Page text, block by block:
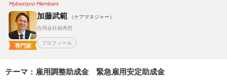
Mybestpro Members
専門家
加藤武範
（ケアマネジャー）
合同会社福寿想
プロフィール
テーマ：雇用調整助成金 緊急雇用安定助成金